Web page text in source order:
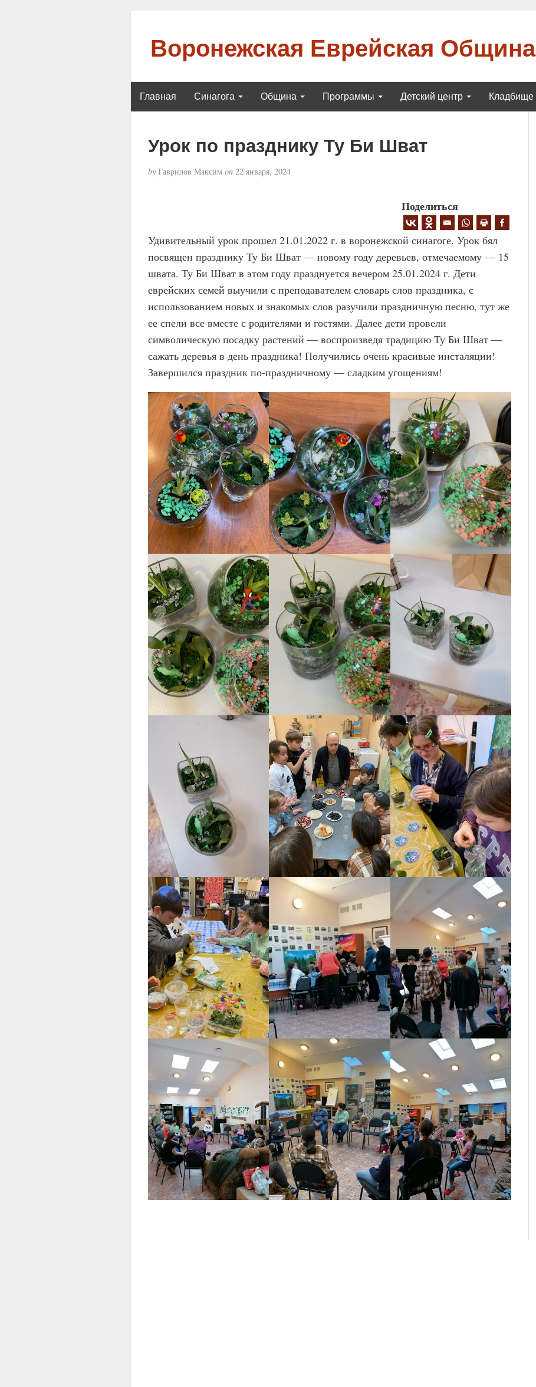
Воронежская Еврейская Община
Главная Синагога Община Программы Детский центр Кладбище
Урок по празднику Ту Би Шват
byГаврилов Максим on22 января, 2024
Поделиться
Удивительный урок прошел 21.01.2022 г. в воронежской синагоге. Урок бял
посвящен празднику Ту Би Шват — новому году деревьев, отмечаемому — 15
швата. Ту Би Шват в этом году празднуется вечером 25.01.2024 г. Дети
еврейских семей выучили с преподавателем словарь слов праздника, с
использованием новых и знакомых слов разучили праздничную песню, тут же
ее спели все вместе с родителями и гостями. Далее дети провели
символическую посадку растений — воспроизведя традицию Ту Би Шват —
сажать деревья в день праздника! Получились очень красивые инсталяции!
Завершился праздник по-праздничному — сладким угощениям!